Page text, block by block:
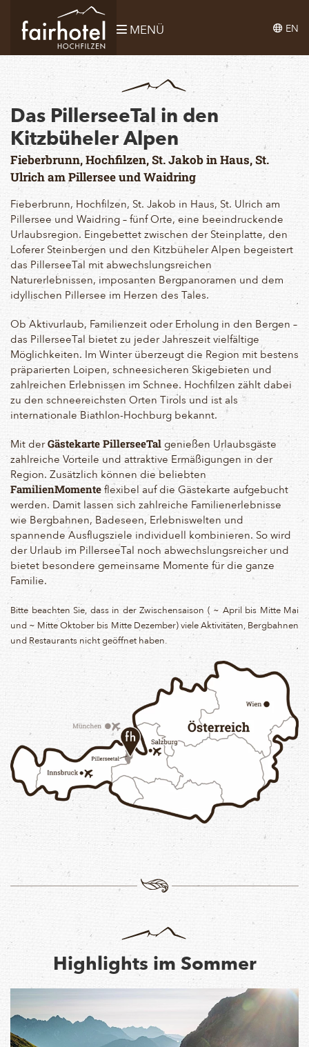
MENÜ EN
Das PillerseeTal in den
Kitzbüheler Alpen
Fieberbrunn, Hochfilzen, St. Jakob in Haus, St.
Ulrich am Pillersee und Waidring
Fieberbrunn, Hochfilzen, St. Jakob in Haus, St. Ulrich am
Pillersee und Waidring – fünf Orte, eine beeindruckende
Urlaubsregion. Eingebettet zwischen der Steinplatte, den
Loferer Steinbergen und den Kitzbüheler Alpen begeistert
das PillerseeTal mit abwechslungsreichen
Naturerlebnissen, imposanten Bergpanoramen und dem
idyllischen Pillersee im Herzen des Tales.
Ob Aktivurlaub, Familienzeit oder Erholung in den Bergen –
das PillerseeTal bietet zu jeder Jahreszeit vielfältige
Möglichkeiten. Im Winter überzeugt die Region mit bestens
präparierten Loipen, schneesicheren Skigebieten und
zahlreichen Erlebnissen im Schnee. Hochfilzen zählt dabei
zu den schneereichsten Orten Tirols und ist als
internationale Biathlon-Hochburg bekannt.
Mit derGästekarte PillerseeTal genießen Urlaubsgäste
zahlreiche Vorteile und attraktive Ermäßigungen in der
Region. Zusätzlich können die beliebten
FamilienMomente flexibel auf die Gästekarte aufgebucht
werden. Damit lassen sich zahlreiche Familienerlebnisse
wie Bergbahnen, Badeseen, Erlebniswelten und
spannende Ausflugsziele individuell kombinieren. So wird
der Urlaub im PillerseeTal noch abwechslungsreicher und
bietet besondere gemeinsame Momente für die ganze
Familie.
Bitte beachten Sie, dass in der Zwischensaison ( ~ April bis Mitte Mai
und ~ Mitte Oktober bis Mitte Dezember) viele Aktivitäten, Bergbahnen
und Restaurants nicht geöffnet haben.
Highlights im Sommer